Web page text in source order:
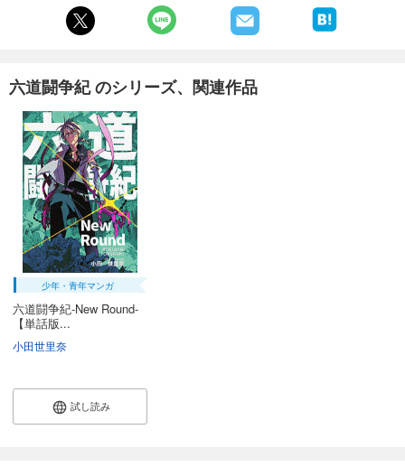
六道闘争紀 のシリーズ、関連作品
少年・青年マンガ
六道闘争紀-New Round-
【単話版...
小田世里奈
試し読み